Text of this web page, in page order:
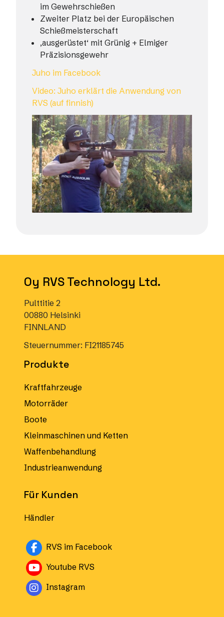
im Gewehrschießen
Zweiter Platz bei der Europäischen
Schießmeisterschaft
‚ausgerüstet‘ mit Grünig + Elmiger
Präzisionsgewehr
Juho im Facebook
Video: Juho erklärt die Anwendung von
RVS (auf finnish)
Oy RVS Technology Ltd.
Pulttitie 2
00880 Helsinki
FINNLAND
Steuernummer: FI21185745
Produkte
Kraftfahrzeuge
Motorräder
Boote
Kleinmaschinen und Ketten
Waffenbehandlung
Industrieanwendung
Für Kunden
Händler
RVS im FacebookAvautuu uuteen ikkunaan
Youtube RVS
Instagram